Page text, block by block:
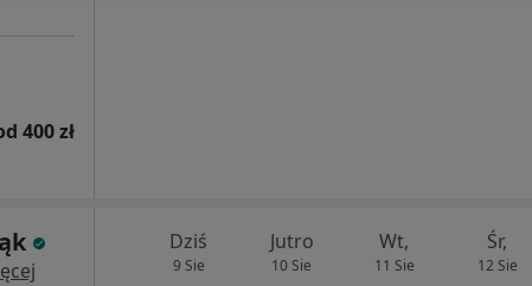
400 zł
Dziś
9 Sie
Jutro
10 Sie
Wt,
11 Sie
Śr,
12 Sie